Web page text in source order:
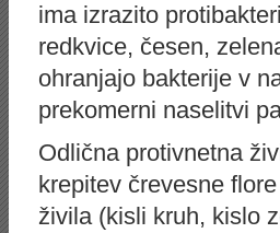
ima izrazito
redkvice, česen,
ohranjajo bakterije v
prekomerni naselitvi
Odlična protivnetna
krepitev črevesne
živila (kisli kruh, kislo